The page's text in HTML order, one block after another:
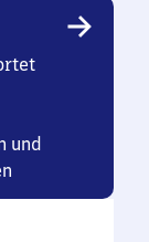
und